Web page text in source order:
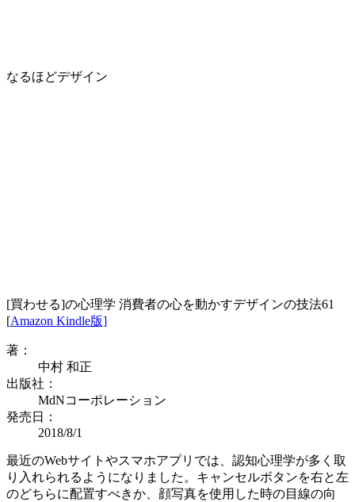
なるほどデザイン
[買わせる]の心理学 消費者の心を動かすデザインの技法61
[Amazon Kindle版]
著：
中村 和正
出版社：
MdNコーポレーション
発売日：
2018/8/1
最近のWebサイトやスマホアプリでは、認知心理学が多く取
り入れられるようになりました。キャンセルボタンを右と左
のどちらに配置すべきか、顔写真を使用した時の目線の向